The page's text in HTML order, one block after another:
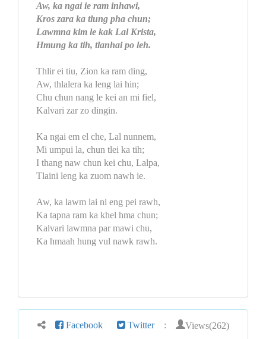
Aw, ka ngai ie ram inhawi,
Kros zara ka tlung pha chun;
Lawmna kim le kak Lal Krista,
Hmung ka tih, tlanhai po leh.
Thlir ei tiu, Zion ka ram ding,
Aw, thlalera ka leng lai hin;
Chu chun nang le kei an mi fiel,
Kalvari zar zo dingin.
Ka ngai em el che, Lal nunnem,
Mi umpui la, chun tlei ka tih;
I thang naw chun kei chu, Lalpa,
Tlaini leng ka zuom nawh ie.
Aw, ka lawm lai ni eng pei rawh,
Ka tapna ram ka khel hma chun;
Kalvari lawmna par mawi chu,
Ka hmaah hung vul nawk rawh.
Facebook Twitter : Views(262)